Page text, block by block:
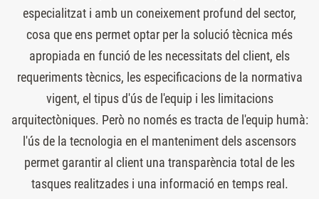
especialitzat i amb un coneixement profund del sector,
cosa que ens permet optar per la solució tècnica més
apropiada en funció de les necessitats del client, els
requeriments tècnics, les especificacions de la normativa
vigent, el tipus d'ús de l'equip i les limitacions
arquitectòniques. Però no només es tracta de l'equip humà:
l'ús de la tecnologia en el manteniment dels ascensors
permet garantir al client una transparència total de les
tasques realitzades i una informació en temps real.